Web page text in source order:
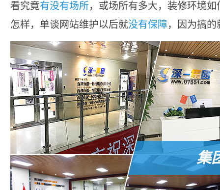
看究竟有没有场所，或场所有多大，装修环境
怎样，单谈网站维护以后就没有保障，因为搞
集